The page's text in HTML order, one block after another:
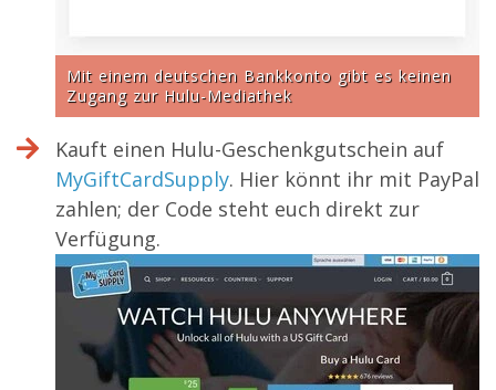
Mit einem deutschen Bankkonto gibt es keinen
Zugang zur Hulu-Mediathek
Kauft einen Hulu-Geschenkgutschein auf
MyGiftCardSupply. Hier könnt ihr mit PayPal
zahlen; der Code steht euch direkt zur
Verfügung.